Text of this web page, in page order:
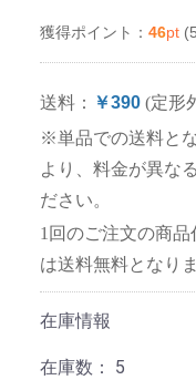
獲得ポイント： 46pt
送料： ￥390 (定形
※単品での送料と
より、料金が異な
ださい。
1回のご注文の商
は送料無料となりま
在庫情報
在庫数： 5